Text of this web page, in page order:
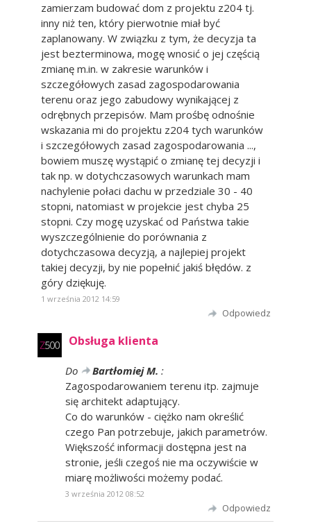
zamierzam budować dom z projektu z204 tj.
inny niż ten, który pierwotnie miał być
zaplanowany. W związku z tym, że decyzja ta
jest bezterminowa, mogę wnosić o jej częścią
zmianę m.in. w zakresie warunków i
szczegółowych zasad zagospodarowania
terenu oraz jego zabudowy wynikającej z
odrębnych przepisów. Mam prośbę odnośnie
wskazania mi do projektu z204 tych warunków
i szczegółowych zasad zagospodarowania ...,
bowiem muszę wystąpić o zmianę tej decyzji i
tak np. w dotychczasowych warunkach mam
nachylenie połaci dachu w przedziale 30 - 40
stopni, natomiast w projekcie jest chyba 25
stopni. Czy mogę uzyskać od Państwa takie
wyszczególnienie do porównania z
dotychczasowa decyzją, a najlepiej projekt
takiej decyzji, by nie popełnić jakiś błędów. z
góry dziękuję.
1 września 2012 14:59
Odpowiedz
Obsługa klienta
Do Bartłomiej M. :
Zagospodarowaniem terenu itp. zajmuje
się architekt adaptujący.
Co do warunków - ciężko nam określić
czego Pan potrzebuje, jakich parametrów.
Większość informacji dostępna jest na
stronie, jeśli czegoś nie ma oczywiście w
miarę możliwości możemy podać.
3 września 2012 08:52
Odpowiedz